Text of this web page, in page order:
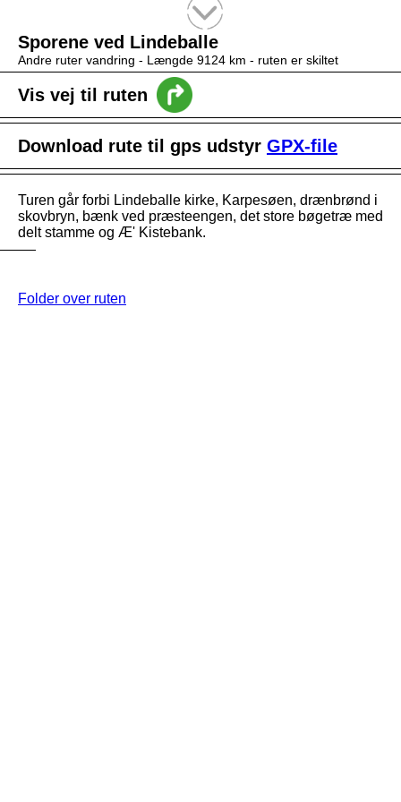
Sporene ved Lindeballe
Andre ruter vandring - Længde 9124 km - ruten er skiltet
Vis vej til ruten
Download rute til gps udstyr GPX-file
Turen går forbi Lindeballe kirke, Karpesøen, drænbrønd i
skovbryn, bænk ved præsteengen, det store bøgetræ med
delt stamme og Æ' Kistebank.
Folder over ruten